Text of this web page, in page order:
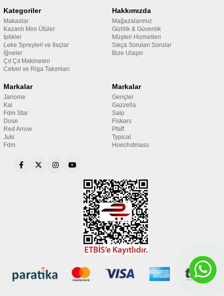
Kategoriler
Makaslar
Kazanlı Mini Ütüler
İplikler
Leke Spreyleri ve İlaçlar
İğneler
Çıt Çıt Makineleri
Cetvel ve Riga Takımları
Hakkımızda
Mağazalarımız
Gizlilik & Güvenlik
Müşteri Hizmetleri
Sıkça Sorulan Sorular
Bize Ulaşın
Markalar
Janome
Kai
Fdm Star
Dose
Red Arrow
Juki
Fdm
Markalar
Gençler
Gazzella
Saip
Fiskars
Pfaff
Typical
Hoechstmass